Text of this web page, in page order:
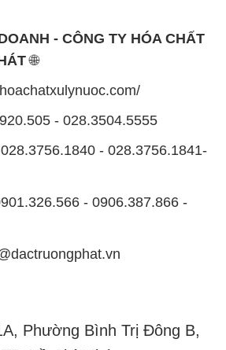
- CÔNG TY HÓA CHẤT
🌐
- 028.3504.5555
- 028.3756.1841-
- 0906.387.866 -
Phường Bình Trị Đông B,